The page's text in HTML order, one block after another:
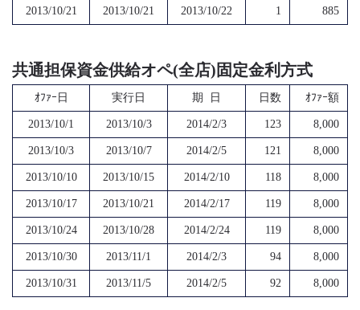
2013/10/21 2013/10/21 2013/10/22 1 885
共通担保資金供給オペ(全店)固定金利方式
ｵﾌｧｰ日 実行日 期 日 日数 ｵﾌｧｰ額
2013/10/1 2013/10/3 2014/2/3 123 8,000
2013/10/3 2013/10/7 2014/2/5 121 8,000
2013/10/10 2013/10/15 2014/2/10 118 8,000
2013/10/17 2013/10/21 2014/2/17 119 8,000
2013/10/24 2013/10/28 2014/2/24 119 8,000
2013/10/30 2013/11/1 2014/2/3 94 8,000
2013/10/31 2013/11/5 2014/2/5 92 8,000